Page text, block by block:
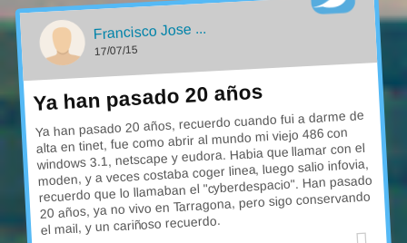
Francisco Jose ...
17/07/15
Ya han pasado 20 años
Ya han pasado 20 años, recuerdo cuando fui a darme de
alta en tinet, fue como abrir al mundo mi viejo 486 con
windows 3.1, netscape y eudora. Habia que llamar con el
moden, y a veces costaba coger linea, luego salio infovia,
recuerdo que lo llamaban el "cyberdespacio". Han pasado
20 años, ya no vivo en Tarragona, pero sigo conservando
el mail, y un cariñoso recuerdo.